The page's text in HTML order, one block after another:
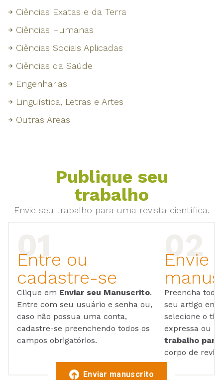
Ciências Exatas e da Terra
Ciências Humanas
Ciências Sociais Aplicadas
Ciências da Saúde
Engenharias
Linguística, Letras e Artes
Outras Áreas
Publique seu
trabalho
Envie seu trabalho para uma revista científica.
Entre ou
cadastre-se
Clique em Enviar seu Manuscrito.
Entre com seu usuário e senha ou,
caso não possua uma conta,
cadastre-se preenchendo todos os
campos obrigatórios.
Envie
Preencha
seu artigo em
selecione o
expressa ou
trabalho para
corpo de
Enviar manuscrito